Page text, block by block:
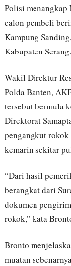
Polisi menangkap
calon pembeli
Kampung
Kabupaten Serang.
Wakil Direktur
Polda Banten,
tersebut bermula
Direktorat
pengangkut rokok
kemarin sekitar
“Dari hasil
berangkat dari
dokumen
rokok,” kata
Bronto
muatan